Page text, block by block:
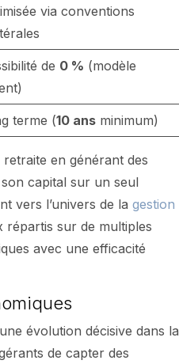
via conventions
de 0 % (modèle
terme (10 ans minimum)
en générant des
capital sur un seul
vers l’univers de lagestion
répartis sur de multiples
avec une efficacité
évolution décisive dans la
de capter des